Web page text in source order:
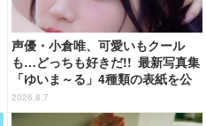
声優・小倉唯、可愛いもクール
も…どっちも好きだ!! 最新写真集
「ゆいま～る」4種類の表紙を公
開！「成長した私の姿を楽しんで
いただけたら」
2026.8.7